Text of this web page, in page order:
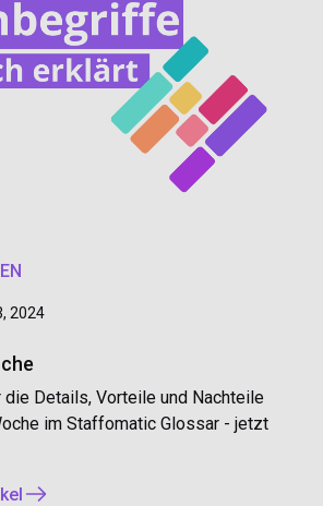
2024
die Details, Vorteile und Nachteile
im Staffomatic Glossar - jetzt